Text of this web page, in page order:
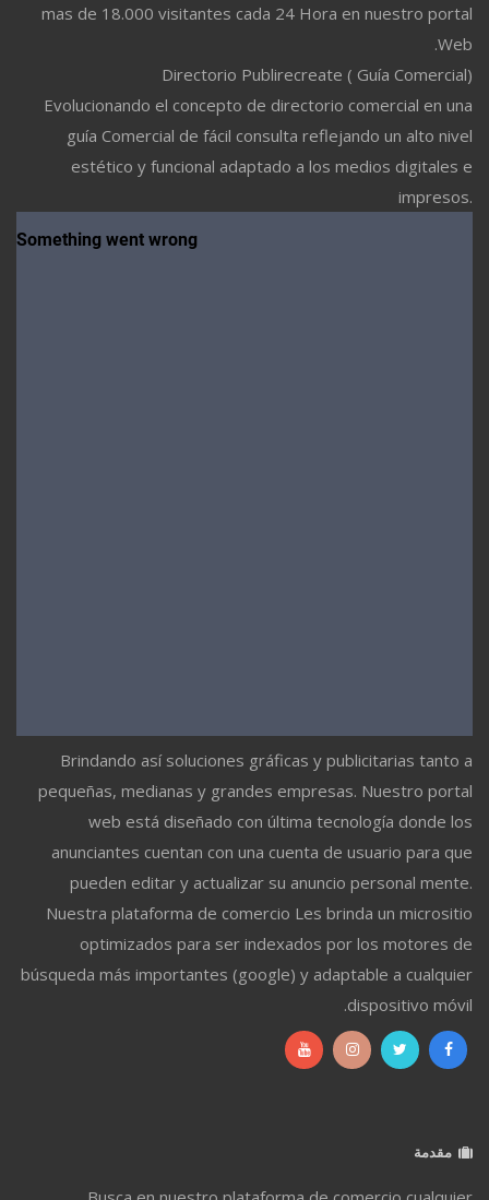
mas de 18.000 visitantes cada 24 Hora en nuestro portal
Web.
Directorio Publirecreate ( Guía Comercial)
Evolucionando el concepto de directorio comercial en una
guía Comercial de fácil consulta reflejando un alto nivel
estético y funcional adaptado a los medios digitales e
impresos.
Brindando así soluciones gráficas y publicitarias tanto a
pequeñas, medianas y grandes empresas. Nuestro portal
web está diseñado con última tecnología donde los
anunciantes cuentan con una cuenta de usuario para que
pueden editar y actualizar su anuncio personal mente.
Nuestra plataforma de comercio Les brinda un micrositio
optimizados para ser indexados por los motores de
búsqueda más importantes (google) y adaptable a cualquier
dispositivo móvil.
مقدمة